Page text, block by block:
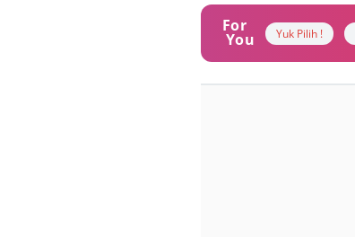
For
You Yuk Pilih !